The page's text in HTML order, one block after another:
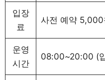
입장
료
사전 예약
운영
시간
08:00~20:00 (